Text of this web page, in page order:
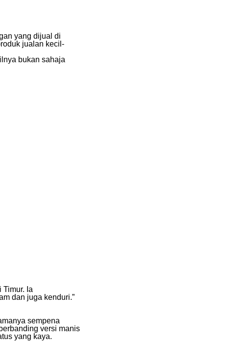
yang dijual di
jualan kecil-
bukan sahaja
Ia
dan juga kenduri.”
sempena
versi manis
yang kaya.